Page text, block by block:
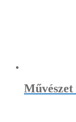
Művészet